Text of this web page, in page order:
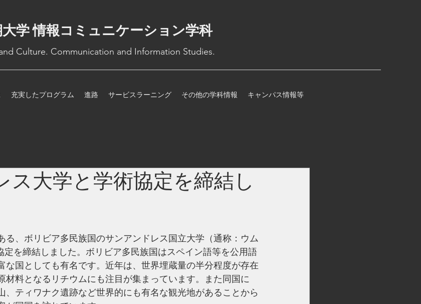
学 情報コミュニケーション学科
Culture. Communication and Information Studies.
充実したプログラム 進路 サービスラーニング その他の学科情報 キャンパス情報等
ス大学と学術協定を締結し
る、ボリビア多民族国のサンアンドレス国立大学（通称：ウム
定を締結しました。ボリビア多民族国はスペイン語等を公用語
な国としても有名です。近年は、世界埋蔵量の半分程度が存在
材料となるリチウムにも注目が集まっています。また同国に
、ティワナク遺跡など世界的にも有名な観光地があることから